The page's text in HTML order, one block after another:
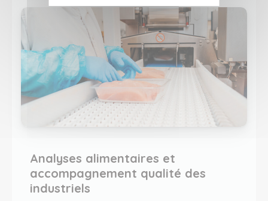
Analyses alimentaires et
accompagnement qualité des
industriels